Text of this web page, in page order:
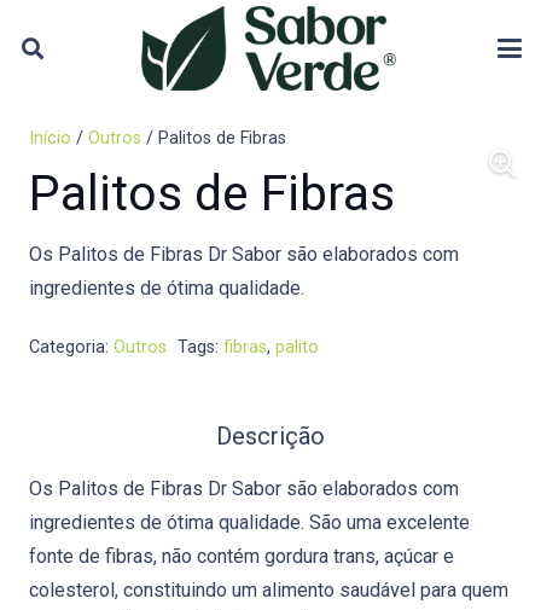
Início / Outros / Palitos de Fibras
Palitos de Fibras
Os Palitos de Fibras Dr Sabor são elaborados com
ingredientes de ótima qualidade.
Categoria: Outros Tags: fibras, palito
Descrição
Os Palitos de Fibras Dr Sabor são elaborados com
ingredientes de ótima qualidade. São uma excelente
fonte de fibras, não contém gordura trans, açúcar e
colesterol, constituindo um alimento saudável para quem